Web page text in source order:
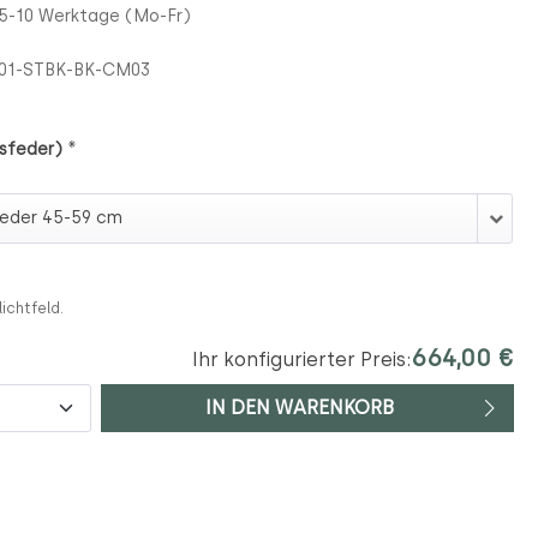
10 Werktage (Mo-Fr)
STBK-BK-CM03
*
Ihr konfigurierter Preis:664,00 €
IN DEN WARENKORB